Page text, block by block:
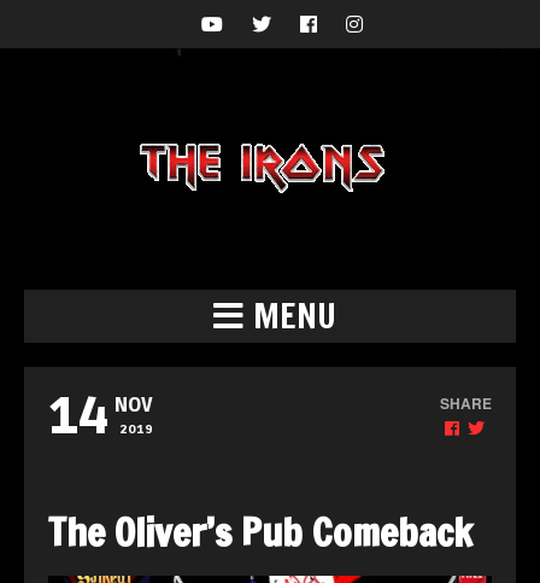
MENU
14 NOV
2019
SHARE
The Oliver’s Pub Comeback